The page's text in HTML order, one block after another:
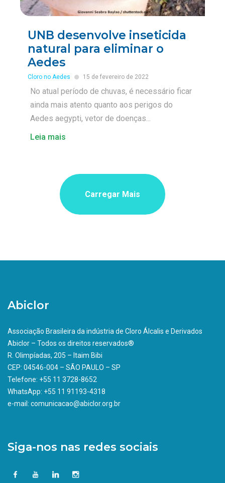
UNB desenvolve inseticida
natural para eliminar o
Aedes
Cloro no Aedes 15 de fevereiro de 2022
No atual período de chuvas, é necessário ficar
ainda mais atento quanto aos perigos do
Aedes aegypti, vetor de doenças...
Leia mais
Carregar Mais
Abiclor
Associação Brasileira da indústria de Cloro Álcalis e Derivados
Abiclor – Todos os direitos reservados®
R. Olimpíadas, 205 – Itaim Bibi
CEP: 04546-004 – SÃO PAULO – SP
Telefone: +55 11 3728-8652
WhatsApp: +55 11 91193-4318
e-mail: comunicacao@abiclor.org.br
Siga-nos nas redes sociais